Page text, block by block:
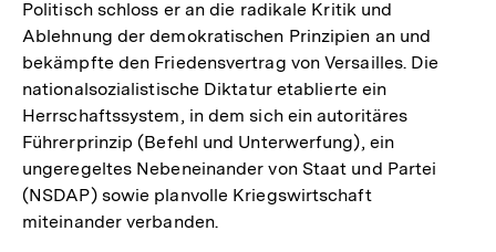
Politisch schloss er an die radikale Kritik und
Ablehnung der demokratischen Prinzipien an und
bekämpfte den Friedensvertrag von Versailles. Die
nationalsozialistische Diktatur etablierte ein
Herrschaftssystem, in dem sich ein autoritäres
Führerprinzip (Befehl und Unterwerfung), ein
ungeregeltes Nebeneinander von Staat und Partei
(NSDAP) sowie planvolle Kriegswirtschaft
miteinander verbanden.